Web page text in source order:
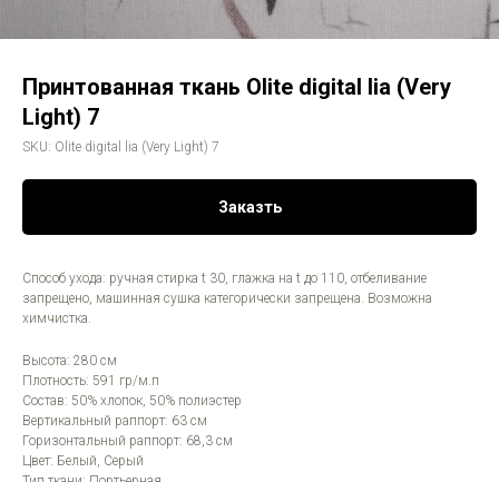
Принтованная ткань Olite digital lia (Very
Light) 7
SKU: Olite digital lia (Very Light) 7
Заказть
Способ ухода: ручная стирка t 30, глажка на t до 110, отбеливание
запрещено, машинная сушка категорически запрещена. Возможна
химчистка.
Высота: 280 см
Плотность: 591 гр/м.п
Состав: 50% хлопок, 50% полиэстер
Вертикальный раппорт: 63 см
Горизонтальный раппорт: 68,3 см
Цвет: Белый, Серый